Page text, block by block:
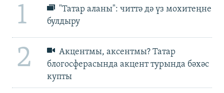
1
"Татар аланы": читтә дә үз мохитеңне
булдыру
2
Акцентмы, аксентмы? Татар
блогосферасында акцент турында бәхәс
купты